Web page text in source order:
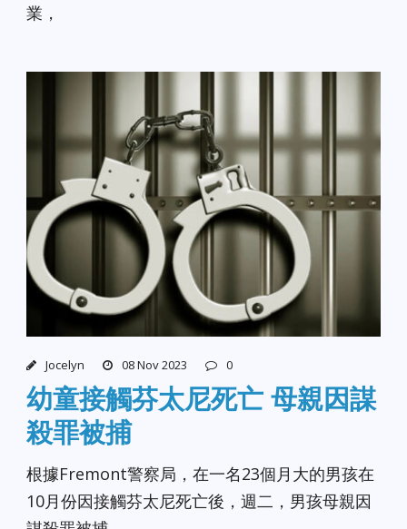
業，
Jocelyn 08 Nov 2023 0
幼童接觸芬太尼死亡 母親因謀
殺罪被捕
根據Fremont警察局，在一名23個月大的男孩在
10月份因接觸芬太尼死亡後，週二，男孩母親因